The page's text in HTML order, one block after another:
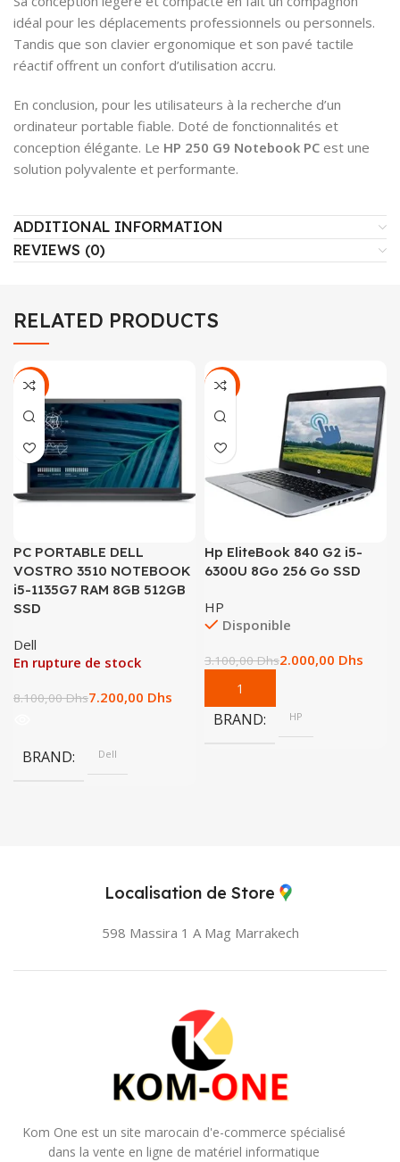
idéal pour les déplacements professionnels ou personnels.
Tandis que son clavier ergonomique et son pavé tactile
réactif offrent un confort d’utilisation accru.
En conclusion, pour les utilisateurs à la recherche d’un
ordinateur portable fiable. Doté de fonctionnalités et
conception élégante. Le HP 250 G9 Notebook PC est une
solution polyvalente et performante.
ADDITIONAL INFORMATION
REVIEWS (0)
RELATED PRODUCTS
SALE
PC PORTABLE DELL
VOSTRO 3510 NOTEBOOK
i5-1135G7 RAM 8GB 512GB
SSD
Dell
En rupture de stock
8.100,00Dhs7.200,00 Dhs
BRAND Dell
SALE
Hp EliteBook 840 G2 i5-
6300U 8Go 256 Go SSD
HP
Disponible
3.100,00Dhs2.000,00 Dhs
BRAND HP
Localisation de Store
598 Massira 1 A Mag Marrakech
Kom One est un site marocain d'e-commerce spécialisé
dans la vente en ligne de matériel informatique